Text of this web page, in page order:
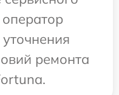
ремонта